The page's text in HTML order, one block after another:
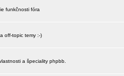
funkčnosti fóra
off-topic temy :-)
a špeciality phpbb.